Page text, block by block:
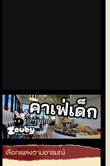
คาเฟ่เด็กลำลูกกา
เลือกเพลงตามอารมณ์